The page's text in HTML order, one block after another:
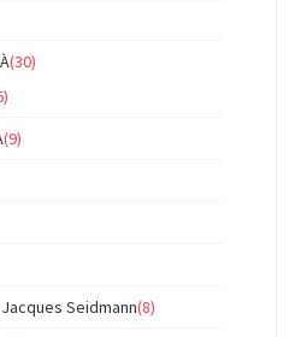
(30)
(9)
Seidmann(8)